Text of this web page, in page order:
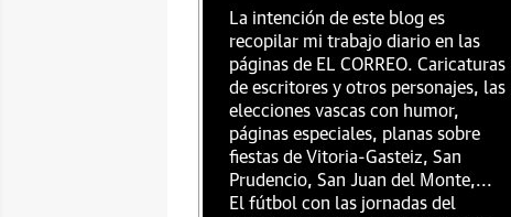
La intención de este blog es
recopilar mi trabajo diario en las
páginas de EL CORREO. Caricaturas
de escritores y otros personajes, las
elecciones vascas con humor,
páginas especiales, planas sobre
fiestas de Vitoria-Gasteiz, San
Prudencio, San Juan del Monte,...
El fútbol con las jornadas del